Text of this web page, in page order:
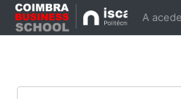
Ir para o conteúdo principal
A